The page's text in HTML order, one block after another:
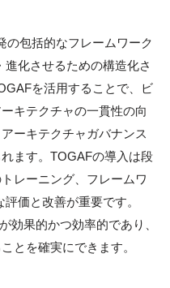
の包括的なフレームワーク
化させるための構造化さ
を活用することで、ビ
キテクチャの一貫性の向
ーキテクチャガバナンス
ます。TOGAFの導入は段
レーニング、フレームワ
価と改善が重要です。
効果的かつ効率的であり、
とを確実にできます。